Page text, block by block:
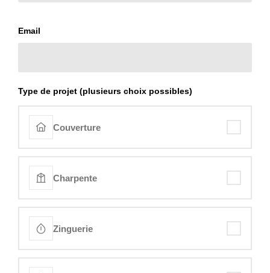
Email
Type de projet (plusieurs choix possibles)
Couverture
Charpente
Zinguerie